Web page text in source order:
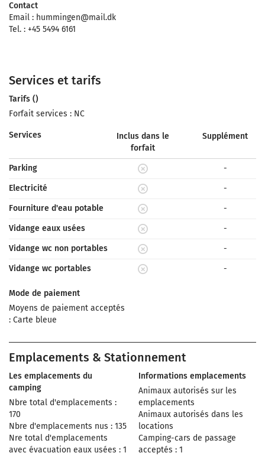
Contact
Email : hummingen@mail.dk
Tel. : +45 5494 6161
Services et tarifs
Tarifs ()
Forfait services : NC
Services
Inclus dans le
forfait
Supplément
Parking
-
Electricité
-
Fourniture d'eau potable
-
Vidange eaux usées
-
Vidange wc non portables
-
Vidange wc portables
-
Mode de paiement
Moyens de paiement acceptés
: Carte bleue
Emplacements & Stationnement
Les emplacements du
camping
Nbre total d'emplacements :
170
Nbre d'emplacements nus : 135
Nre total d'emplacements
avec évacuation eaux usées : 1
Informations emplacements
Animaux autorisés sur les
emplacements
Animaux autorisés dans les
locations
Camping-cars de passage
acceptés : 1